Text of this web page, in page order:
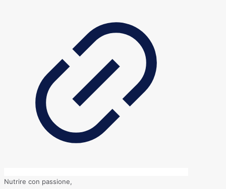
Nutrire con passione,